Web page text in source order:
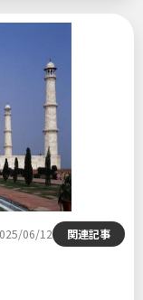
06/12
関連記事